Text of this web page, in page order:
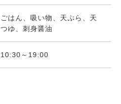
ごはん、吸い物、天ぷら、天
つゆ、刺身醤油
10:30～19:00